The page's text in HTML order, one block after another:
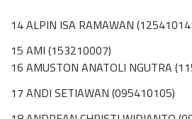
14ALPIN ISA RAMAWAN
15 AMI (153210007)
16 AMUSTON ANATOLI NGUTRA
17 ANDI SETIAWAN (095410105)